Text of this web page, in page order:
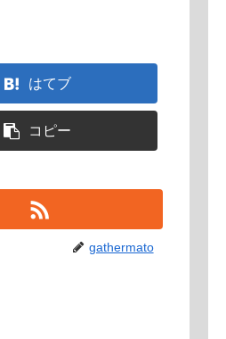
はてブ
コピー
gathermato